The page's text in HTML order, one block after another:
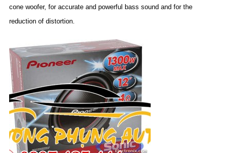
cone woofer, for accurate and powerful bass sound and for the
reduction of distortion.